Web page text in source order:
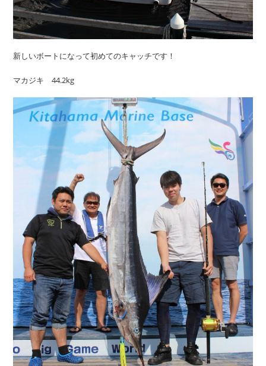
新しいボートになって初めてのキャッチです！
マカジキ 44.2kg